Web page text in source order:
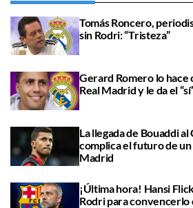
Tomás Roncero,
sin Rodri: “Tristeza”
Gerard Romero lo hace
Real Madrid y le da el
La llegada de Bouaddi
complica el futuro de
Madrid
¡Última hora! Hansi
Rodri para convencerlo